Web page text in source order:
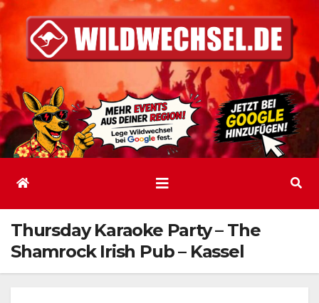
Inhalt
springen
Thursday Karaoke Party – The
Shamrock Irish Pub – Kassel